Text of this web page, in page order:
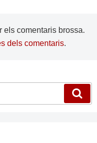
els comentaris brossa.
dels comentaris.